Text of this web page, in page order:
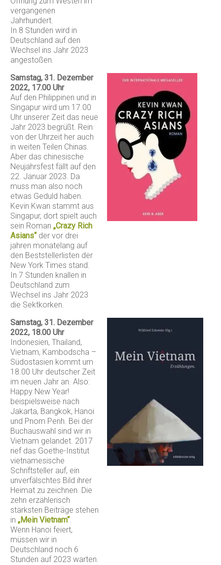
vergangenen
Jahrhundert.
In 8 Stunden wird in
Deutschland auf den
Wechsel ins Jahr 2023
angestoßen.
Samstag, 31. Dezember
2022, 17.00 Uhr
Auf den Philippinen und in
Singapur wird um 17.00
Uhr unserer Zeit das neue
Jahr 2023 begrüßt. Rein
von der Uhrzeit her auch
in weiten Teilen Chinas.
Aber das chinesische
Neujahrsfest fällt auf den
22. Januar 2023. Da
muss man also noch
etwas Geduld haben.
Kevin Kwan stammt aus
Singapur, dort spielt auch
sein Roman„Crazy Rich
Asians“ der vor drei
jahren monatelang auf
den Beststellerlisten der
New York Times stand.
In 7 Stunden knallen in
Deutschland zum
Wechsel ins Jahr 2023
die Sektkorken.
Samstag, 31. Dezember
2022, 18.00 Uhr
Indonesien, Thailand,
Vietnam, Kambodscha –
Südostasien kommt um
18.00 Uhr deutscher Zeit
im neuen Jahr an. Also:
Happy New Year!
beispielsweise nach
Jakarta, Bangkok, Hanoi
und Pnom Penh. Bei der
Buchauswahl sind wir in
Vietnam gelandet. 2017
rief das Goethe-Institut
vietnamesische
Schriftsteller auf, ein
unverfälschtes Bild ihrer
Heimat zu zeichnen. Die
zehn erzählerisch
stärksten Beiträge stehen
in„Mein Vietnam“.
Wenn Hanoi feiert,
müssen wir in
Deutschland noch 6
Stunden auf 2023 warten.